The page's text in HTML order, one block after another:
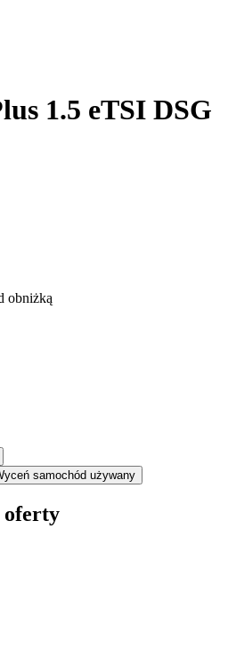
1.5 eTSI DSG
obniżką
samochód używany
oferty